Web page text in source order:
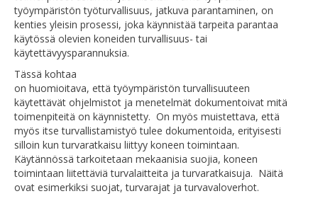
työympäristön työturvallisuus, jatkuva parantaminen, on
kenties yleisin prosessi, joka käynnistää tarpeita parantaa
käytössä olevien koneiden turvallisuus- tai
käytettävyysparannuksia.
Tässä kohtaa
on huomioitava, että työympäristön turvallisuuteen
käytettävät ohjelmistot ja menetelmät dokumentoivat mitä
toimenpiteitä on käynnistetty. On myös muistettava, että
myös itse turvallistamistyö tulee dokumentoida, erityisesti
silloin kun turvaratkaisu liittyy koneen toimintaan.
Käytännössä tarkoitetaan mekaanisia suojia, koneen
toimintaan liitettäviä turvalaitteita ja turvaratkaisuja. Näitä
ovat esimerkiksi suojat, turvarajat ja turvavaloverhot.